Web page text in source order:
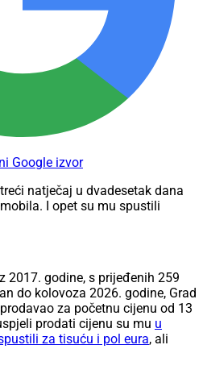
Google izvor
natječaj u dvadesetak dana
I opet su mu spustili
2017. godine, s prijeđenih 259
do kolovoza 2026. godine, Grad
prodavao za početnu cijenu od 13
prodati cijenu su mu u
za tisuću i pol eura, ali